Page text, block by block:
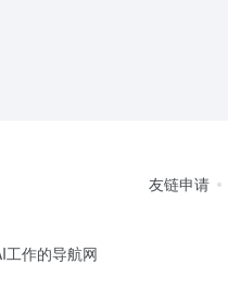
工作的导航网
友链申请